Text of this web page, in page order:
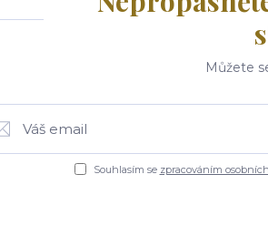
Můžete
Souhlasím se zpracováním